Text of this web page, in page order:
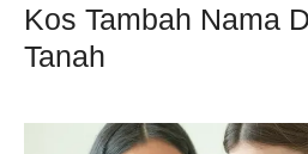
Kos Tambah Nama
Tanah